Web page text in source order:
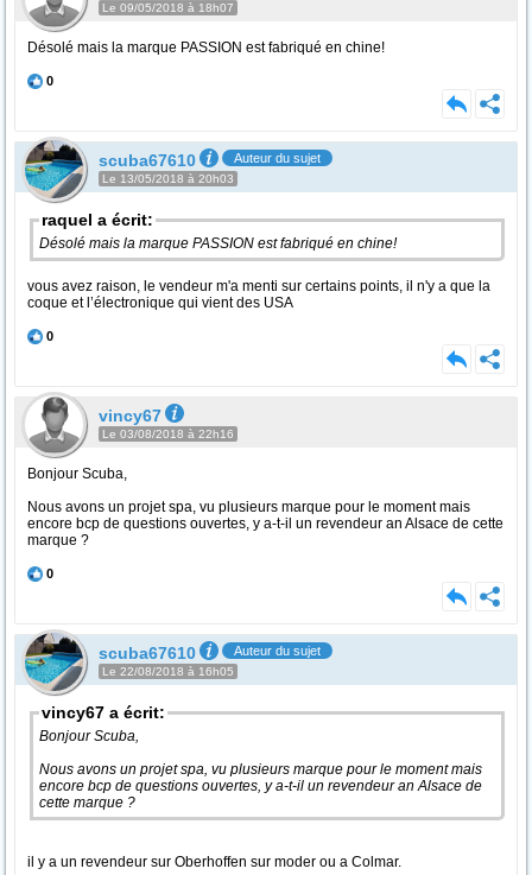
Le 09/05/2018 à 18h07
Désolé mais la marque PASSION est fabriqué en chine!
0
scuba67610 Auteur du sujet
Le 13/05/2018 à 20h03
raquel a écrit:
Désolé mais la marque PASSION est fabriqué en chine!
vous avez raison, le vendeur m'a menti sur certains points, il n'y a que la
coque et l’électronique qui vient des USA
0
vincy67
Le 03/08/2018 à 22h16
Bonjour Scuba,
Nous avons un projet spa, vu plusieurs marque pour le moment mais
encore bcp de questions ouvertes, y a-t-il un revendeur an Alsace de cette
marque ?
0
scuba67610 Auteur du sujet
Le 22/08/2018 à 16h05
vincy67 a écrit:
Bonjour Scuba,
Nous avons un projet spa, vu plusieurs marque pour le moment mais
encore bcp de questions ouvertes, y a-t-il un revendeur an Alsace de
cette marque ?
il y a un revendeur sur Oberhoffen sur moder ou a Colmar.